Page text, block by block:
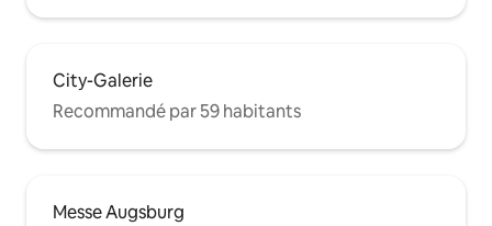
City-Galerie
Recommandé par 59 habitants
Messe Augsburg